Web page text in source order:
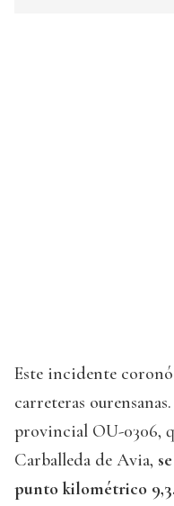
Este incidente
carreteras
provincial OU-0306,
Carballeda de Avia,
punto kilométrico